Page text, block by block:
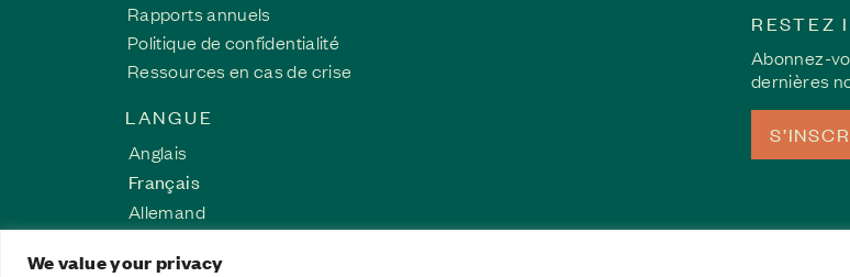
We value your privacy
Rapports annuels
Politique de confidentialité
Ressources en cas de crise
LANGUE
Anglais
Français
Allemand
RESTEZ
Abonnez-
dernières